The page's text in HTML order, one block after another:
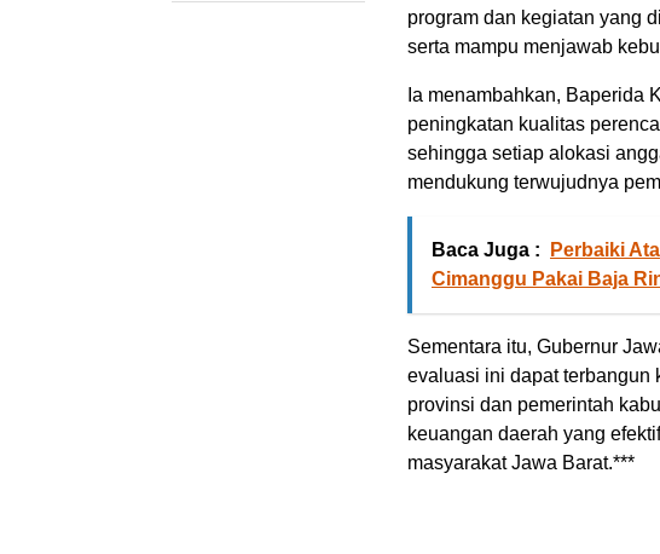
program dan kegiatan yang
serta mampu menjawab
Ia menambahkan, Baperida
peningkatan kualitas
sehingga setiap alokasi
mendukung terwujudnya
Baca Juga :
Perbaiki
Cimanggu Pakai Baja
Sementara itu, Gubernur
evaluasi ini dapat terbangun
provinsi dan pemerintah
keuangan daerah yang
masyarakat Jawa Barat.***